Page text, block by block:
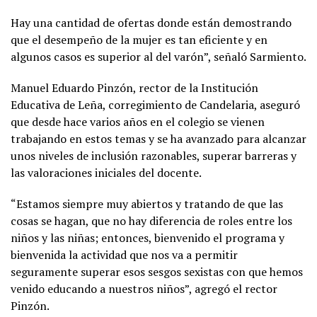
Hay una cantidad de ofertas donde están demostrando
que el desempeño de la mujer es tan eficiente y en
algunos casos es superior al del varón”, señaló Sarmiento.
Manuel Eduardo Pinzón, rector de la Institución
Educativa de Leña, corregimiento de Candelaria, aseguró
que desde hace varios años en el colegio se vienen
trabajando en estos temas y se ha avanzado para alcanzar
unos niveles de inclusión razonables, superar barreras y
las valoraciones iniciales del docente.
“Estamos siempre muy abiertos y tratando de que las
cosas se hagan, que no hay diferencia de roles entre los
niños y las niñas; entonces, bienvenido el programa y
bienvenida la actividad que nos va a permitir
seguramente superar esos sesgos sexistas con que hemos
venido educando a nuestros niños”, agregó el rector
Pinzón.